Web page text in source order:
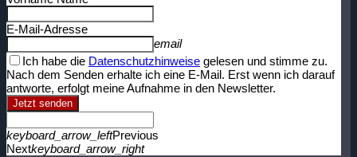
E-Mail-Adresse
email
Ich habe die Datenschutzhinweise gelesen und stimme zu.
Nach dem Senden erhalte ich eine E-Mail. Erst wenn ich darauf
antworte, erfolgt meine Aufnahme in den Newsletter.
Jetzt senden
keyboard_arrow_leftPrevious
Nextkeyboard_arrow_right